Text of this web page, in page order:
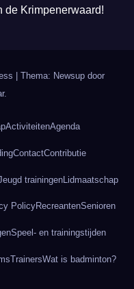
de Krimpenerwaard!
Thema: Newsup door
.
ActiviteitenAgenda
ContactContributie
trainingenLidmaatschap
PolicyRecreantenSenioren
Speel- en trainingstijden
TrainersWat is badminton?